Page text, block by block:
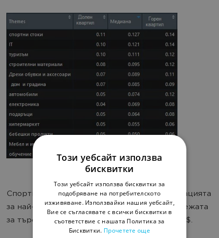
Спортни стоки, IT и туризъм оглавяват класацията
за най-скъпи тематики по цена за клик в мрежата
за търсене на Google, с показател 0,11$ - 0,14$.
Този уебсайт използва
бисквитки
Този уебсайт използва бисквитки за
подобряване на потребителското
изживяване. Използвайки нашия уебсайт,
Вие се съгласявате с всички бисквитки в
съответствие с нашата Политика за
Бисквитки. Прочетете още